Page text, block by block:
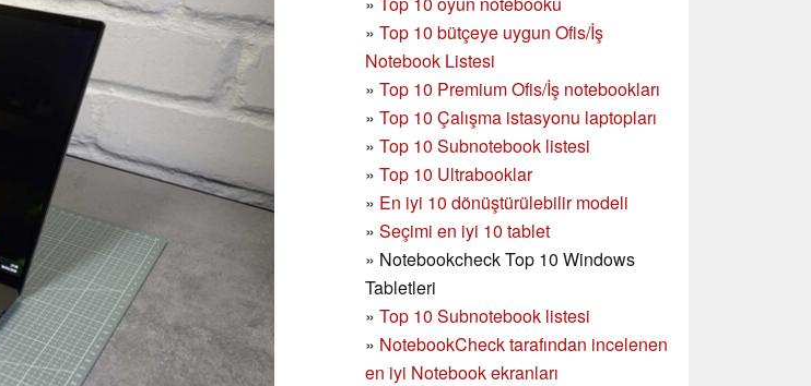
» Top 10 bütçeye uygun Ofis/İş
Notebook Listesi
» Top 10 Premium Ofis/İş notebookları
» Top 10 Çalışma istasyonu laptopları
» Top 10 Subnotebook listesi
» Top 10 Ultrabooklar
» En iyi 10 dönüştürülebilir modeli
» Seçimi en iyi 10 tablet
» Notebookcheck Top 10 Windows
Tabletleri
» Top 10 Subnotebook listesi
» NotebookCheck tarafından incelenen
en iyi Notebook ekranları